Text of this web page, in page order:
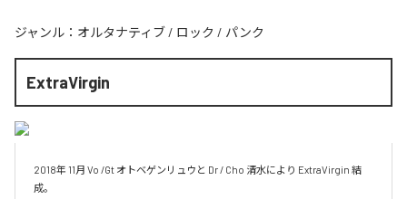
ジャンル： オルタナティブ / ロック / パンク
ExtraVirgin
2018年 11月 Vo /Gt オトベゲンリュウと Dr / Cho 清水により ExtraVirgin 結
成。